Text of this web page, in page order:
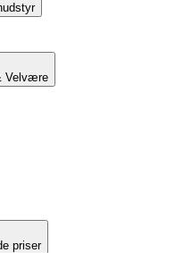
Velvære
priser